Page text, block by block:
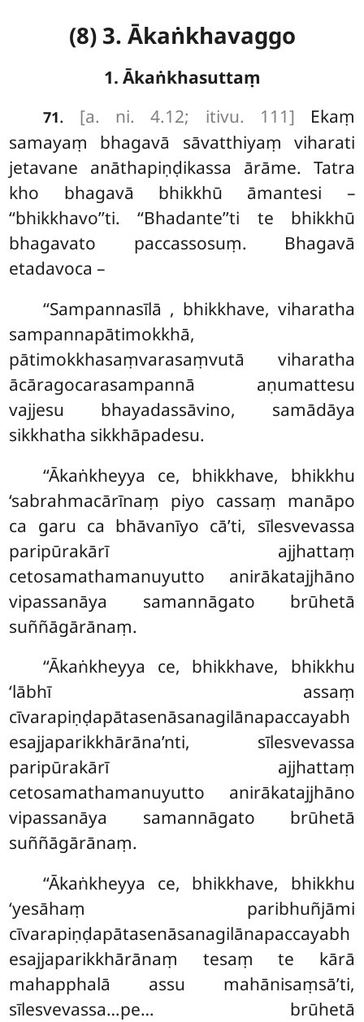
(8) 3. Ākaṅkhavaggo
1. Ākaṅkhasuttaṃ
71. [a. ni. 4.12; itivu. 111] Ekaṃ
samayaṃ bhagavā sāvatthiyaṃ viharati
jetavane anāthapiṇḍikassa ārāme. Tatra
kho bhagavā bhikkhū āmantesi –
‘‘bhikkhavo’’ti. ‘‘Bhadante’’ti te bhikkhū
bhagavato paccassosuṃ. Bhagavā
etadavoca –
‘‘Sampannasīlā , bhikkhave, viharatha
sampannapātimokkhā,
pātimokkhasaṃvarasaṃvutā viharatha
ācāragocarasampannā aṇumattesu
vajjesu bhayadassāvino, samādāya
sikkhatha sikkhāpadesu.
‘‘Ākaṅkheyya ce, bhikkhave, bhikkhu
‘sabrahmacārīnaṃ piyo cassaṃ manāpo
ca garu ca bhāvanīyo cā’ti, sīlesvevassa
paripūrakārī ajjhattaṃ
cetosamathamanuyutto anirākatajjhāno
vipassanāya samannāgato brūhetā
suññāgārānaṃ.
‘‘Ākaṅkheyya ce, bhikkhave, bhikkhu
‘lābhī assaṃ
cīvarapiṇḍapātasenāsanagilānapaccayabh
esajjaparikkhārāna’nti, sīlesvevassa
paripūrakārī ajjhattaṃ
cetosamathamanuyutto anirākatajjhāno
vipassanāya samannāgato brūhetā
suññāgārānaṃ.
‘‘Ākaṅkheyya ce, bhikkhave, bhikkhu
‘yesāhaṃ paribhuñjāmi
cīvarapiṇḍapātasenāsanagilānapaccayabh
esajjaparikkhārānaṃ tesaṃ te kārā
mahapphalā assu mahānisaṃsā’ti,
sīlesvevassa…pe… brūhetā